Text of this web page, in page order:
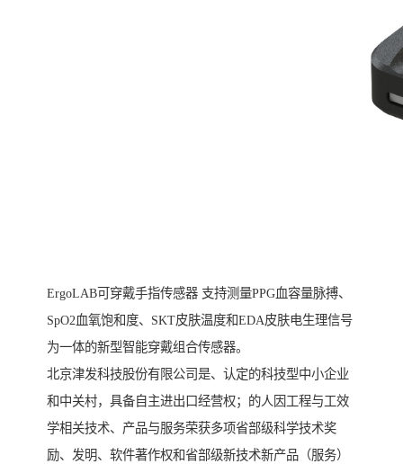
ErgoLAB可穿戴手指传感器 支持测量PPG血容量脉搏、
SpO2血氧饱和度、SKT皮肤温度和EDA皮肤电生理信号
为一体的新型智能穿戴组合传感器。
北京津发科技股份有限公司是、认定的科技型中小企业
和中关村，具备自主进出口经营权；的人因工程与工效
学相关技术、产品与服务荣获多项省部级科学技术奖
励、发明、软件著作权和省部级新技术新产品（服务）